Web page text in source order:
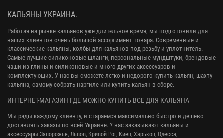
КАЛЬЯНЫ УКРАИНА.
Работая на рынке кальянов уже длительное время, мы подготовили для
наших клиентов очень большой ассортимент товара. Современные и
классические кальяны, колбы для кальянов под резьбу и уплотнитель.
Самые лучшие силиконовые шланги, персональные мундштуки, брендовые
чаши из глины и силиконовые и много других аксессуаров и
комплектующих. У нас вы сможете легко и недорого купить кальян, шахту
кальяна, самому собрать наргиле или купить кальян в сборе.
ИНТЕРНЕТ-МАГАЗИН ГДЕ МОЖНО КУПИТЬ ВСЕ ДЛЯ КАЛЬЯНА
Мы рады каждому клиенту, и стараемся максимально быстро и дешево
доставлять заказы по всей Украине. У нас заказывают кальяны и
аксессуары Запорожье, Львов, Кривой Рог, Киев, Харьков, Одесса,